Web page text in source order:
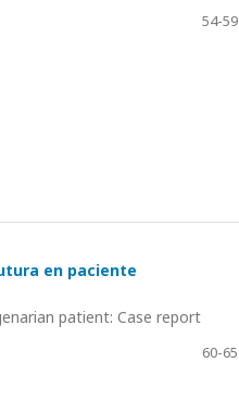
54-59
en paciente
patient: Case report
60-65